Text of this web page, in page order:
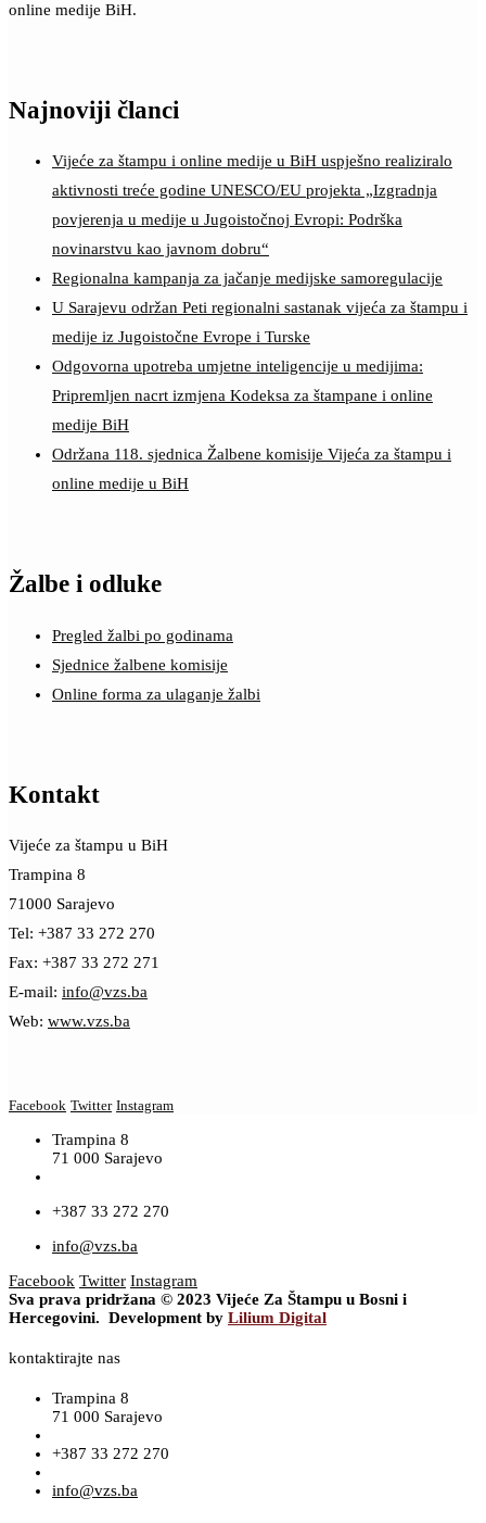
online medije BiH.
Najnoviji članci
Vijeće za štampu i online medije u BiH uspješno realiziralo
aktivnosti treće godine UNESCO/EU projekta „Izgradnja
povjerenja u medije u Jugoistočnoj Evropi: Podrška
novinarstvu kao javnom dobru“
Regionalna kampanja za jačanje medijske samoregulacije
U Sarajevu održan Peti regionalni sastanak vijeća za štampu i
medije iz Jugoistočne Evrope i Turske
Odgovorna upotreba umjetne inteligencije u medijima:
Pripremljen nacrt izmjena Kodeksa za štampane i online
medije BiH
Održana 118. sjednica Žalbene komisije Vijeća za štampu i
online medije u BiH
Žalbe i odluke
Pregled žalbi po godinama
Sjednice žalbene komisije
Online forma za ulaganje žalbi
Kontakt
Vijeće za štampu u BiH
Trampina 8
71000 Sarajevo
Tel: +387 33 272 270
Fax: +387 33 272 271
E-mail: info@vzs.ba
Web: www.vzs.ba
Facebook Twitter Instagram
Trampina 8
71 000 Sarajevo
+387 33 272 270
info@vzs.ba
Facebook Twitter Instagram
Sva prava pridržana © 2023 Vijeće Za Štampu u Bosni i
Hercegovini. Development by Lilium Digital
kontaktirajte nas
Trampina 8
71 000 Sarajevo
+387 33 272 270
info@vzs.ba